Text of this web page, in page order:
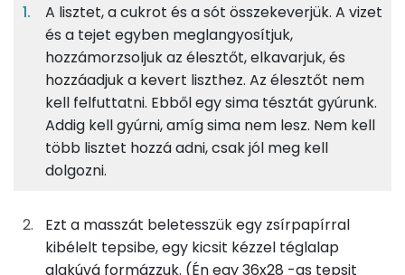
7%
Fehérje
41%
Szénhidrát
20%
125gkenyérliszt bl80
451 kcal
14g cukor
53 kcal
3g só
4g friss élesztő
4 kcal
38gtej
21 kcal
Egy
adagban
4
adagban
100
grammban
7%
Fehérje
41%
Szénhidrát
20%
Zsír
32%
Víz
TOP ásványi anyagok
Nátrium
Kálcium
A lisztet, a cukrot és a sót összekeverjük. A vizet
és a tejet egyben meglangyosítjuk,
hozzámorzsoljuk az élesztőt, elkavarjuk, és
hozzáadjuk a kevert liszthez. Az élesztőt nem
kell felfuttatni. Ebből egy sima tésztát gyúrunk.
Addig kell gyúrni, amíg sima nem lesz. Nem kell
több lisztet hozzá adni, csak jól meg kell
dolgozni.
Ezt a masszát beletesszük egy zsírpapírral
kibélelt tepsibe, egy kicsit kézzel téglalap
alakúvá formázzuk. (Én egy 36x28 -as tepsit